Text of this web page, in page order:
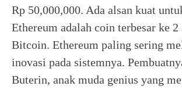
Rp 50,000,000. Ada alsan kuat
Ethereum adalah coin terbesar ke 2
Bitcoin. Ethereum paling sering
inovasi pada sistemnya.
Buterin, anak muda genius yang